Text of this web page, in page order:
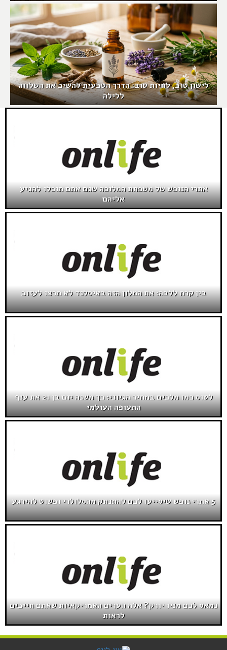
לישון טוב, לחיות טוב: הדרך הטבעית להשיב את השלווה
ללילה
אתרי הנופש של משפחת המלוכה שגם אתם תוכלו להגיע
אליהם
בין קרח ללבה: את המלון הזה באיסלנד לא תרצו לעזוב
לטוס כמו מלכים במחיר הגיוני: כך משנה יזם בן 21 את ענף
התעופה העולמי
5 אתרי נופש שיסייעו לכם להתנתק מהסלולרי ופשוט להירגע
נמאס לכם מניו יורק? אלה הערים האמריקאיות שאתם חייבים
לראות